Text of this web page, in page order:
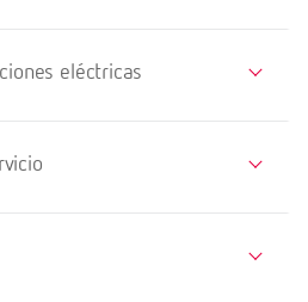
eléctricas